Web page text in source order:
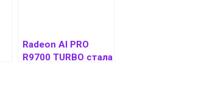
Radeon AI PRO
R9700 TURBO стала